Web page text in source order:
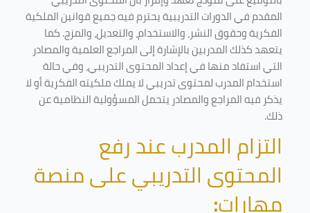
المقدم في الدورات التدريبية يحترم فيه جميع قوانين الملكية
الفكرية وحقوق النشر، والاستخدام، والتعديل، والمزج. كما
يتعهد كذلك المدربين بالإشارة إلى المراجع العلمية والمصادر
التي استفاد منها في إعداد المحتوى التدريبي، وفي حالة
استخدام المدرب لمحتوى تدريبي لا يملك ملكيته الفكرية أو لا
يذكر فيه المراجع والمصادر يتحمل المسؤولية النظامية عن
ذلك.
التزام المدرب عند رفع
المحتوى التدريبي على منصة
مهارات: